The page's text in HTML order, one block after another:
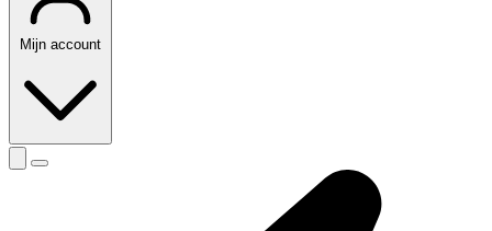
Mijn account